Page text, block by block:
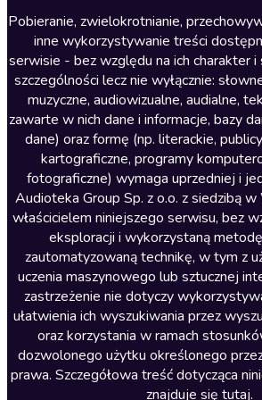
Literatura anglojęzyczna
Literatura faktu
Literatura obyczajowa
Literatura piękna obca
Literatura piękna polska
Nagrania relaksacyjne
Nauka języków
Nauki humanistyczne
Podcasty i audycje
Polityka
Prasa
Religia
Romans
Pobieranie, zwielokrotnianie,
inne wykorzystywanie treści
serwisie - bez względu na ich charakter
szczególności lecz nie wyłącznie:
muzyczne, audiowizualne, audialne,
zawarte w nich dane i informacje, bazy
dane) oraz formę (np. literackie,
kartograficzne, programy
fotograficzne) wymaga uprzedniej i
Audioteka Group Sp. z o.o. z siedzibą
właścicielem niniejszego serwisu, bez
eksploracji i wykorzystaną
zautomatyzowaną technikę, w tym z
uczenia maszynowego lub sztucznej
zastrzeżenie nie dotyczy
ułatwienia ich wyszukiwania przez
oraz korzystania w ramach
dozwolonego użytku określonego
prawa. Szczegółowa treść dotycząca
znajduje się tutaj.